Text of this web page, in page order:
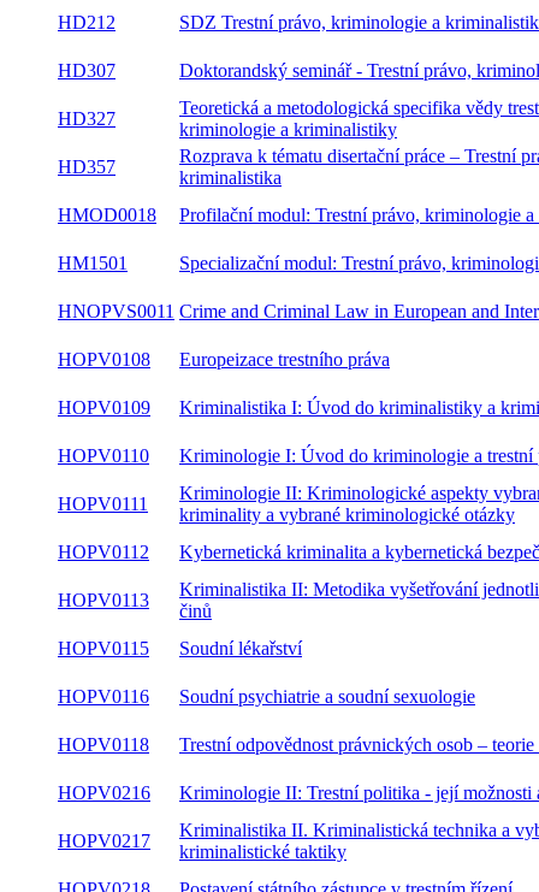
HD212 SDZ Trestní právo, kriminologie a
HD307 Doktorandský seminář - Trestní právo,
HD327
Teoretická a metodologická specifika vědy
kriminologie a kriminalistiky
HD357
Rozprava k tématu disertační práce – Trestní
kriminalistika
HMOD0018
Profilační modul: Trestní právo, kriminologie
HM1501 Specializační modul: Trestní právo,
HNOPVS0011 Crime and Criminal Law in European and
HOPV0108 Europeizace trestního práva
HOPV0109 Kriminalistika I: Úvod do kriminalistiky a
HOPV0110 Kriminologie I: Úvod do kriminologie a
HOPV0111
Kriminologie II: Kriminologické aspekty
kriminality a vybrané kriminologické otázky
HOPV0112
Kybernetická kriminalita a kybernetická
HOPV0113
Kriminalistika II: Metodika vyšetřování
činů
HOPV0115
Soudní lékařství
HOPV0116 Soudní psychiatrie a soudní sexuologie
HOPV0118 Trestní odpovědnost právnických osob –
HOPV0216 Kriminologie II: Trestní politika - její možnosti
HOPV0217
Kriminalistika II. Kriminalistická technika a
kriminalistické taktiky